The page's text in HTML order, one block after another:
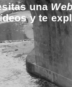
una
y te